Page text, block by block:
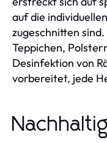
auf die
zugeschnitten sind.
Teppichen,
Desinfektion von
vorbereitet, jede